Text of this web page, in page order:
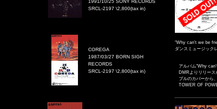
“Why can't we be
ダンスミュージック
アルバム“Why
DMRよりリリース
ブルのカバーから
TOWER OF
1991/10/25 SONY RECORDS
SRCL-2197 \2,800(tax in)
COREGA
1987/03/27 BORN SIGH
RECORDS
SRCL-2197 \2,800(tax in)